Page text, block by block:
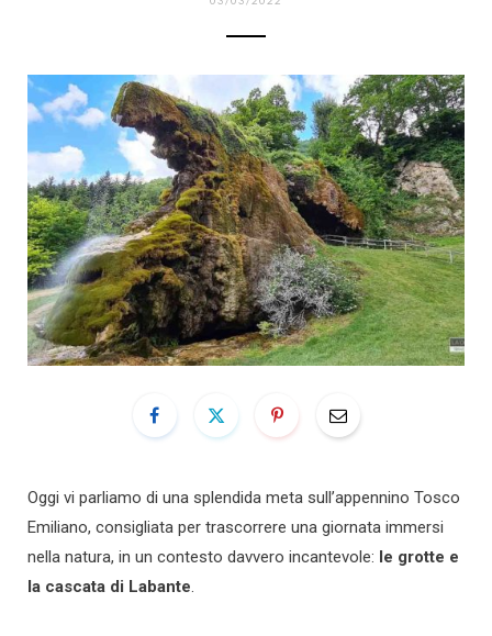
Oggi vi parliamo di una splendida meta sull’appennino Tosco
Emiliano, consigliata per trascorrere una giornata immersi
nella natura, in un contesto davvero incantevole: le grotte e
la cascata di Labante.